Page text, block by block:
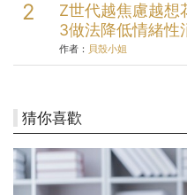
Z世代越焦慮越想
3做法降低情緒性
作者： 貝殼小姐
猜你喜歡